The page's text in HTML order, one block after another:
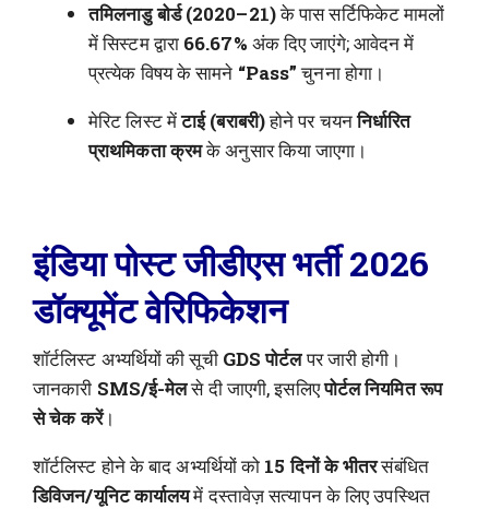
तमिलनाडु बोर्ड (2020–21)के पास सर्टिफिकेट मामलों
में सिस्टम द्वारा 66.67% अंक दिए जाएंगे; आवेदन में
प्रत्येक विषय के सामने “Pass”चुनना होगा।
मेरिट लिस्ट मेंटाई (बराबरी)होने पर चयननिर्धारित
प्राथमिकता क्रमके अनुसार किया जाएगा।
इंडिया पोस्ट जीडीएस भर्ती 2026
डॉक्यूमेंट वेरिफिकेशन
शॉर्टलिस्ट अभ्यर्थियों की सूची GDS पोर्टलपर जारी होगी।
जानकारी SMS/ई-मेलसे दी जाएगी, इसलिएपोर्टल नियमित रूप
से चेक करें।
शॉर्टलिस्ट होने के बाद अभ्यर्थियों को 15 दिनों के भीतरसंबंधित
डिविजन/यूनिट कार्यालयमें दस्तावेज़ सत्यापन के लिए उपस्थित